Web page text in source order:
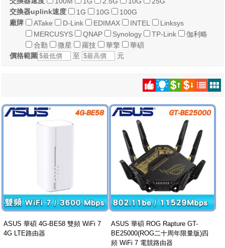
交換器uplink速度
1G 10G
100G
廠牌
ATake D-Link EDIMAX INTEL
Linksys
MERCUSYS
QNAP Synology TP-Link
伽利略
合勤
微星 羅技 華擎
華碩
價格範圍
至 元
ASUS 華碩 4G-BE58 雙頻 WiFi 7
4G LTE路由器
ASUS 華碩 ROG Rapture GT-
BE25000(ROG二十周年限量版)四
頻 WiFi 7 電競路由器